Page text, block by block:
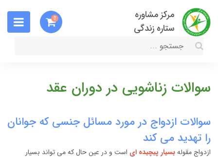
مرکز مشاوره
ستاره زندگی
0
سوالات زناشویی در دوران عقد
سوالات ازدواج در مورد مسائل جنسی که جوانان
را تهدید می کند
ازدواج مقولهبسیار پیچیده ای است و در عین حال که می تواند بسیار